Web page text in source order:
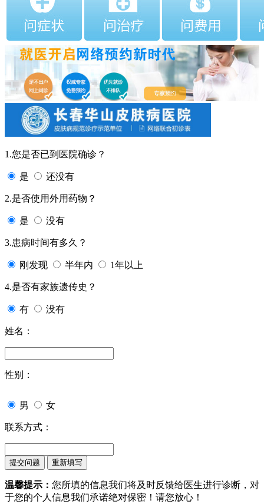
1.您是否已到医院确诊？
是 还没有
2.是否使用外用药物？
是 没有
3.患病时间有多久？
刚发现 半年内 1年以上
4.是否有家族遗传史？
有 没有
姓名：
性别：
男 女
联系方式：
温馨提示： 您所填的信息我们将及时反馈给医生进行诊断，对
于您的个人信息我们承诺绝对保密！请您放心！